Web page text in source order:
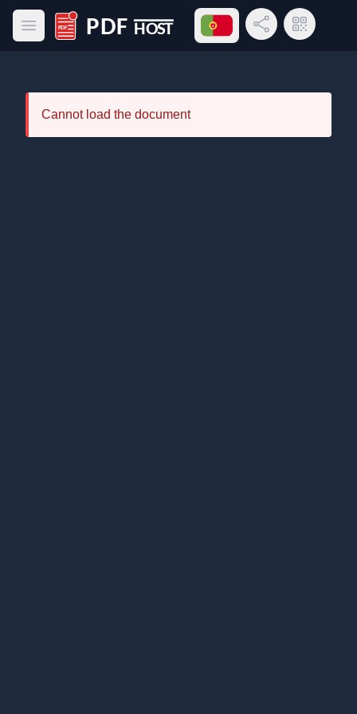
Abrir menu principal
PDF Host
Abrir menu de idiomas
Compartilhar link
Código QR
Cannot load the document